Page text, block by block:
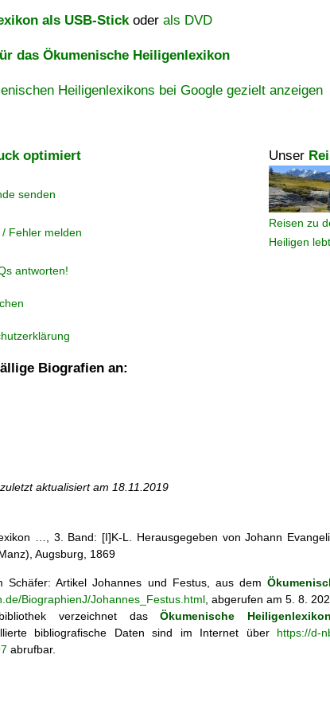
als USB-Stickoder als DVD
das Ökumenische Heiligenlexikon
Heiligenlexikons bei Google gezielt anzeigen
optimiert Unser
Reisen zu
Heiligen
senden
Fehler melden
antworten!
Biografien an:
zuletzt aktualisiert am 18.11.2019
…, 3. Band: [I]K-L. Herausgegeben von Johann
Augsburg, 1869
Schäfer: ArtikelJohannes und Festus, aus dem
BiographienJ/Johannes_Festus.html , abgerufen am 5. 8.
verzeichnet dasÖkumenische Heiligenlexikon
bibliografische Daten sind im Internet über https://d-
abrufbar.